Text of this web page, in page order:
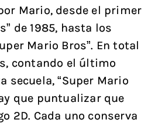
Mario, desde el primer
de 1985, hasta los
Mario Bros”. En total
contando el último
secuela, “Super Mario
que puntualizar que
2D. Cada uno conserva